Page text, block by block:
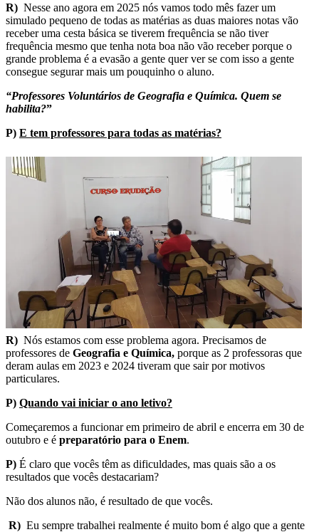
R) Nesse ano agora em 2025 nós vamos todo mês fazer um
simulado pequeno de todas as matérias as duas maiores notas vão
receber uma cesta básica se tiverem frequência se não tiver
frequência mesmo que tenha nota boa não vão receber porque o
grande problema é a evasão a gente quer ver se com isso a gente
consegue segurar mais um pouquinho o aluno.
“Professores Voluntários de Geografia e Química. Quem se
habilita?”
P) E tem professores para todas as matérias?
R) Nós estamos com esse problema agora. Precisamos de
professores de Geografia e Química, porque as 2 professoras que
deram aulas em 2023 e 2024 tiveram que sair por motivos
particulares.
P) Quando vai iniciar o ano letivo?
Começaremos a funcionar em primeiro de abril e encerra em 30 de
outubro e é preparatório para o Enem.
P) É claro que vocês têm as dificuldades, mas quais são a os
resultados que vocês destacariam?
Não dos alunos não, é resultado de que vocês.
R) Eu sempre trabalhei realmente é muito bom é algo que a gente